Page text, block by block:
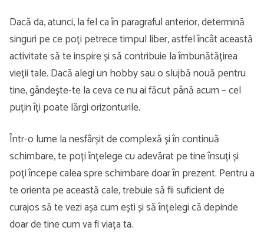
Dacă da, atunci, la fel ca în paragraful anterior, determină
singuri pe ce poți petrece timpul liber, astfel încât această
activitate să te inspire și să contribuie la îmbunătățirea
vieții tale. Dacă alegi un hobby sau o slujbă nouă pentru
tine, gândește-te la ceva ce nu ai făcut până acum – cel
puțin îți poate lărgi orizonturile.
Într-o lume la nesfârșit de complexă și în continuă
schimbare, te poți înțelege cu adevărat pe tine însuți și
poți începe calea spre schimbare doar în prezent. Pentru a
te orienta pe această cale, trebuie să fii suficient de
curajos să te vezi așa cum ești și să înțelegi că depinde
doar de tine cum va fi viața ta.